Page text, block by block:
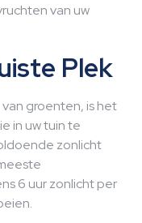
van uw
Plek
groenten, is het
in uw tuin te
zonlicht
6 uur zonlicht per